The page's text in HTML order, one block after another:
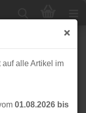
alle Artikel im
01.08.2026 bis
- dune - Mind the